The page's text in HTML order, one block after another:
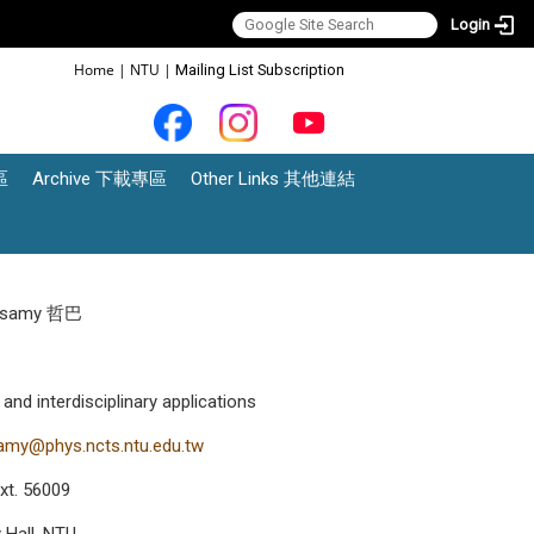
Login
Home | NTU | Mailing List Subscription
Archive 下載專區 Other Links 其他連結
哲巴
interdisciplinary applications
56009